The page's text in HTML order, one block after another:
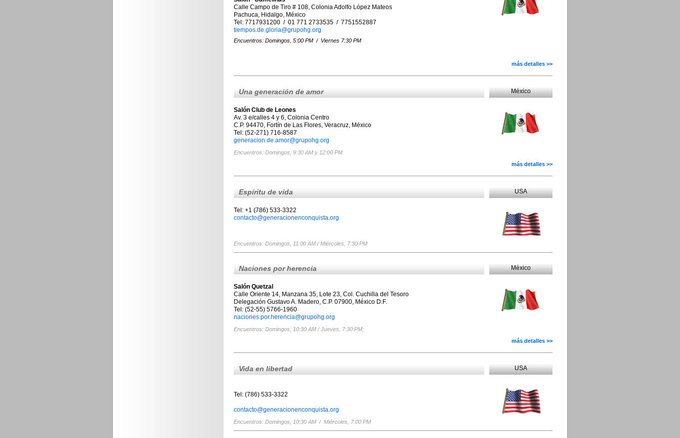
Calle Campo de Tiro # 108, Colonia Adolfo López Mateos
Pachuca, Hidalgo, México
Tel: 7717931200 / 01 771 2733535 / 7751552887
tiempos.de.gloria@grupohg.org
Encuentros: Domingos, 5:00 PM / Viernes 7:30 PM
más detalles >>
Una generación de amor México
Salón Club de Leones
Av. 3 e/calles 4 y 6, Colonia Centro
C.P. 94470, Fortín de Las Flores, Veracruz, México
Tel: (52-271) 716-8587
generacion.de.amor@grupohg.org
Encuentros: Domingos, 9:30 AM y 12:00 PM
más detalles >>
Espíritu de vida USA
Tel: +1 (786) 533-3322
contacto@generacionenconquista.org
Encuentros: Domingos, 11:00 AM / Miércoles, 7:30 PM
Naciones por herencia México
Salón Quetzal
Calle Oriente 14, Manzana 35, Lote 23, Col. Cuchilla del Tesoro
Delegación Gustavo A. Madero, C.P. 07900, México D.F.
Tel: (52-55) 5766-1960
naciones.por.herencia@grupohg.org
Encuentros: Domingos, 10:30 AM / Jueves, 7:30 PM;
más detalles >>
Vida en libertad USA
Tel: (786) 533-3322
contacto@generacionenconquista.org
Encuentros: Domingos, 10:30 AM / Miércoles, 7:00 PM